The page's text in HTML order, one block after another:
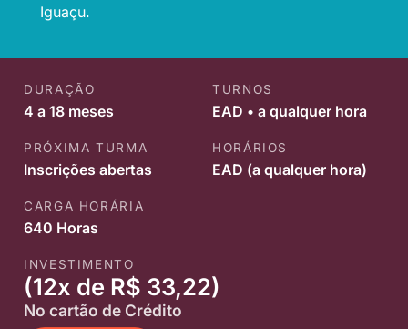
Iguaçu.
DURAÇÃO
4 a 18 meses
TURNOS
EAD • a qualquer hora
PRÓXIMA TURMA
Inscrições abertas
HORÁRIOS
EAD (a qualquer hora)
CARGA HORÁRIA
640 Horas
INVESTIMENTO
(12x de R$ 33,22)
No cartão de Crédito